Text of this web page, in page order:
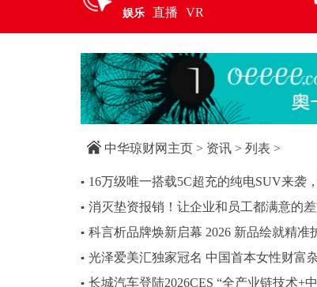
娱乐 直播 VR
中华琼财网主页 > 资讯 > 列表 >
▪ 16万级唯一搭载5C超充的纯电SUV来袭
▪ 消灭垫资报销！让企业和员工都满意的
▪ 科言析品牌焕新启幕 2026 新品绘就精准
▪ 光泽爱美汇独家冠名 中国首本女性财富
▪ 长城汽车登陆2026CES “全产业链技术+